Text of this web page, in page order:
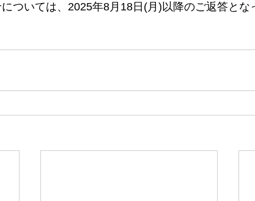
ついては、2025年8月18日(月)以降のご返答とな